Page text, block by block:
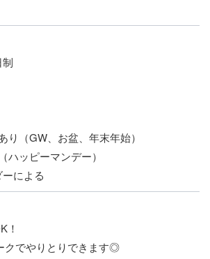
り（GW、お盆、年末年始）
ハッピーマンデー）
による
！
クでやりとりできます◎